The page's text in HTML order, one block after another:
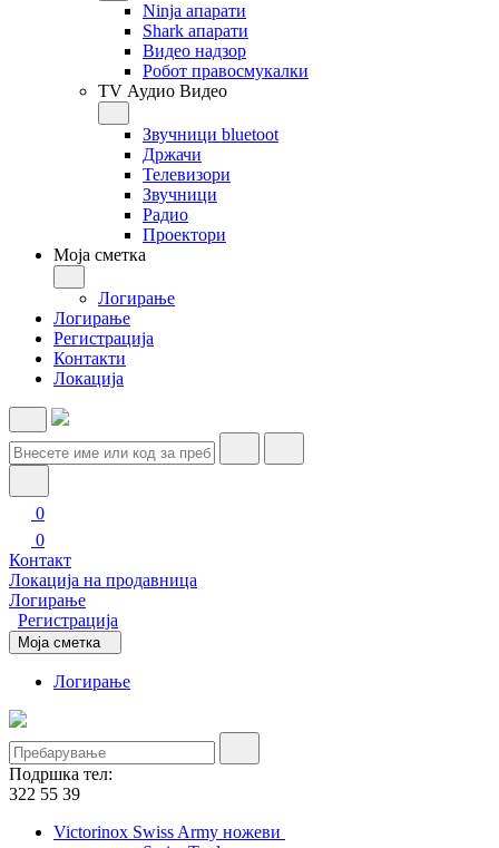
Ninja апарати
Shark апарати
Видео надзор
Робот правосмукалки
TV Аудио Видео
Звучници bluetoot
Држачи
Телевизори
Звучници
Радио
Проектори
Моја сметка
Логирање
Логирање
Регистрација
Контакти
Локација
0
0
Контакт
Локација на продавница
Логирање
Регистрација
Моја сметка
Логирање
Подршка тел:
322 55 39
Victorinox Swiss Army ножеви